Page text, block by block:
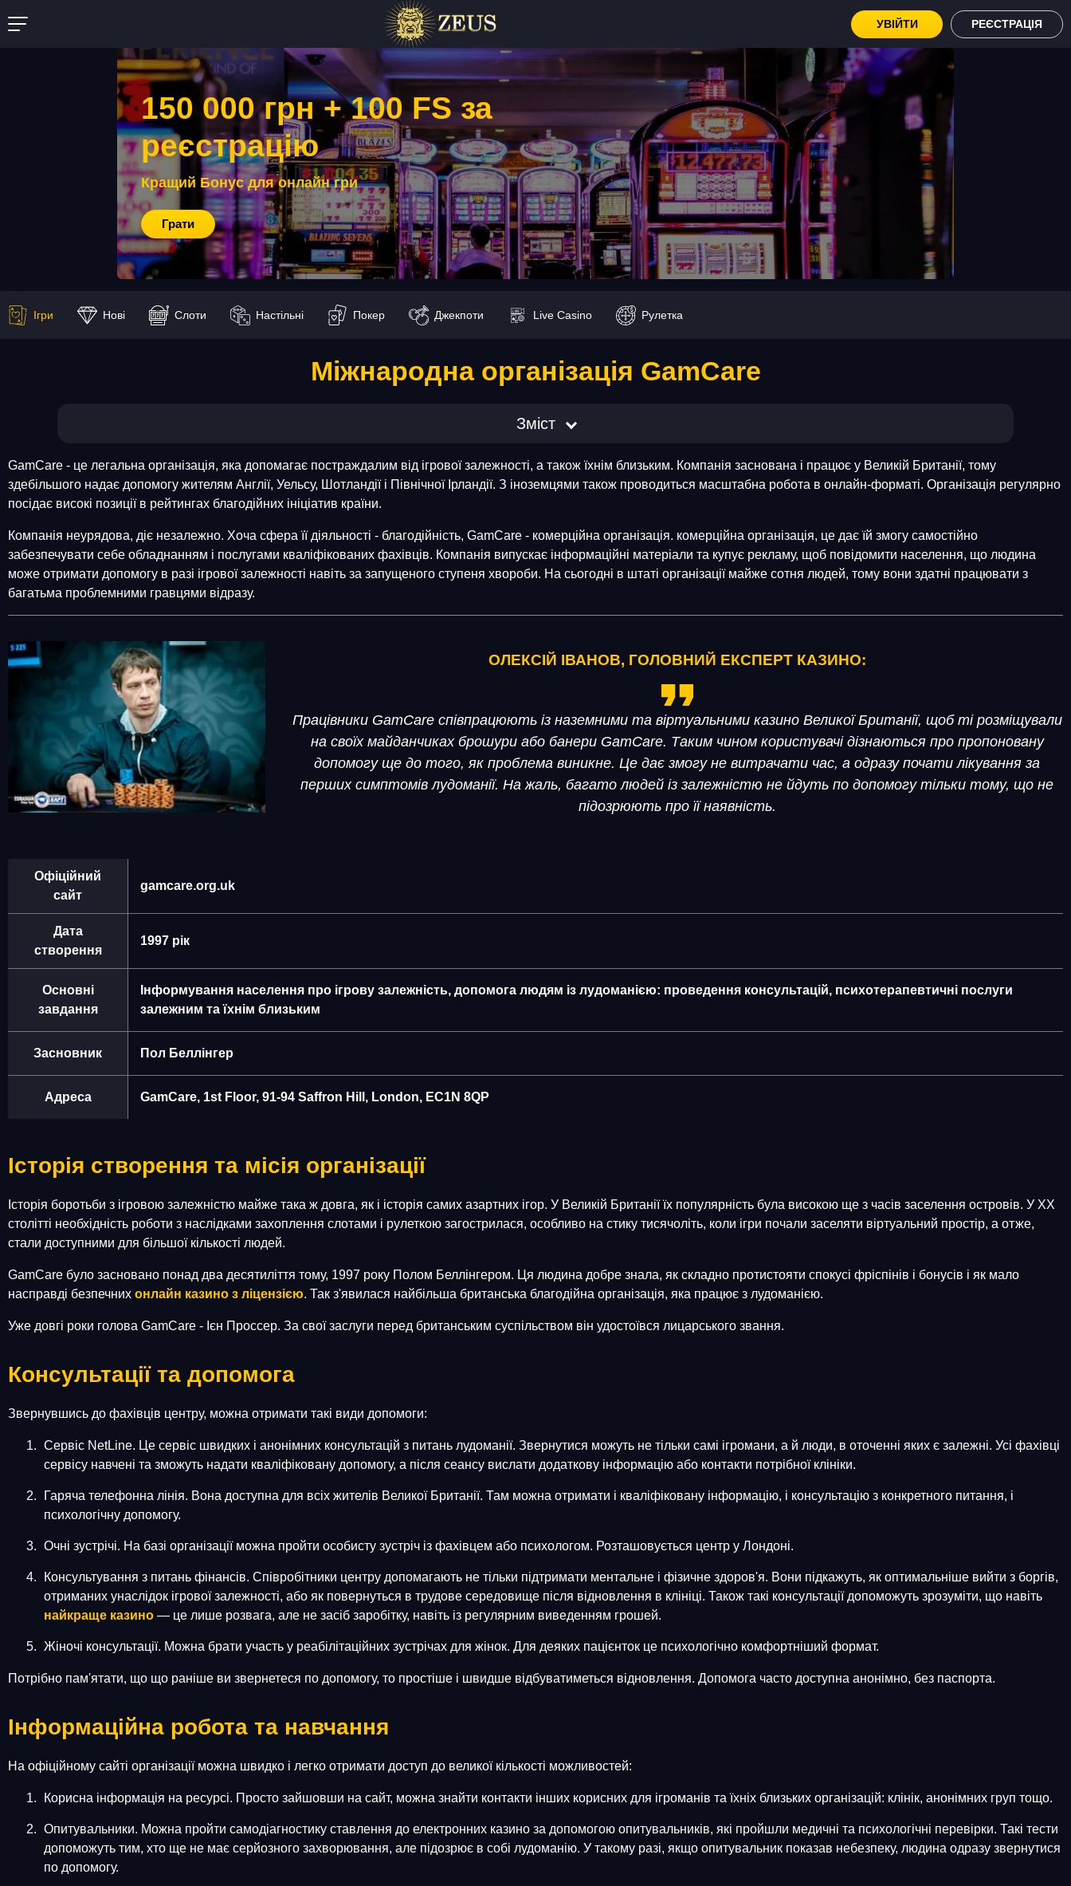
УВІЙТИ РЕЄСТРАЦІЯ
150 000 грн + 100 FS за
реєстрацію
Кращий Бонус для онлайн гри
Грати
Ігри Нові Слоти Настільні Покер Джекпоти Live Casino Рулетка
Міжнародна організація GamCare
Зміст
GamCare - це легальна організація, яка допомагає постраждалим від ігрової залежності, а також їхнім близьким. Компанія заснована і працює у Великій Британії, тому
здебільшого надає допомогу жителям Англії, Уельсу, Шотландії і Північної Ірландії. З іноземцями також проводиться масштабна робота в онлайн-форматі. Організація регулярно
посідає високі позиції в рейтингах благодійних ініціатив країни.
Компанія неурядова, діє незалежно. Хоча сфера її діяльності - благодійність, GamCare - комерційна організація. комерційна організація, це дає їй змогу самостійно
забезпечувати себе обладнанням і послугами кваліфікованих фахівців. Компанія випускає інформаційні матеріали та купує рекламу, щоб повідомити населення, що людина
може отримати допомогу в разі ігрової залежності навіть за запущеного ступеня хвороби. На сьогодні в штаті організації майже сотня людей, тому вони здатні працювати з
багатьма проблемними гравцями відразу.
ОЛЕКСІЙ ІВАНОВ, ГОЛОВНИЙ ЕКСПЕРТ КАЗИНО:
Працівники GamCare співпрацюють із наземними та віртуальними казино Великої Британії, щоб ті розміщували
на своїх майданчиках брошури або банери GamCare. Таким чином користувачі дізнаються про пропоновану
допомогу ще до того, як проблема виникне. Це дає змогу не витрачати час, а одразу почати лікування за
перших симптомів лудоманії. На жаль, багато людей із залежністю не йдуть по допомогу тільки тому, що не
підозрюють про її наявність.
Офіційний
сайт
gamcare.org.uk
Дата
створення
1997 рік
Основні
завдання
Інформування населення про ігрову залежність, допомога людям із лудоманією: проведення консультацій, психотерапевтичні послуги
залежним та їхнім близьким
Засновник Пол Беллінгер
Адреса GamCare, 1st Floor, 91-94 Saffron Hill, London, EC1N 8QP
Історія створення та місія організації
Історія боротьби з ігровою залежністю майже така ж довга, як і історія самих азартних ігор. У Великій Британії їх популярність була високою ще з часів заселення островів. У XX
столітті необхідність роботи з наслідками захоплення слотами і рулеткою загострилася, особливо на стику тисячоліть, коли ігри почали заселяти віртуальний простір, а отже,
стали доступними для більшої кількості людей.
GamCare було засновано понад два десятиліття тому, 1997 року Полом Беллінгером. Ця людина добре знала, як складно протистояти спокусі фріспінів і бонусів і як мало
насправді безпечних онлайн казино з ліцензією. Так з'явилася найбільша британська благодійна організація, яка працює з лудоманією.
Уже довгі роки голова GamCare - Ієн Проссер. За свої заслуги перед британським суспільством він удостоївся лицарського звання.
Консультації та допомога
Звернувшись до фахівців центру, можна отримати такі види допомоги:
Сервіс NetLine. Це сервіс швидких і анонімних консультацій з питань лудоманії. Звернутися можуть не тільки самі ігромани, а й люди, в оточенні яких є залежні. Усі фахівці
сервісу навчені та зможуть надати кваліфіковану допомогу, а після сеансу вислати додаткову інформацію або контакти потрібної клініки.
Гаряча телефонна лінія. Вона доступна для всіх жителів Великої Британії. Там можна отримати і кваліфіковану інформацію, і консультацію з конкретного питання, і
психологічну допомогу.
Очні зустрічі. На базі організації можна пройти особисту зустріч із фахівцем або психологом. Розташовується центр у Лондоні.
Консультування з питань фінансів. Співробітники центру допомагають не тільки підтримати ментальне і фізичне здоров'я. Вони підкажуть, як оптимальніше вийти з боргів,
отриманих унаслідок ігрової залежності, або як повернуться в трудове середовище після відновлення в клініці. Також такі консультації допоможуть зрозуміти, що навіть
найкраще казино — це лише розвага, але не засіб заробітку, навіть із регулярним виведенням грошей.
Жіночі консультації. Можна брати участь у реабілітаційних зустрічах для жінок. Для деяких пацієнток це психологічно комфортніший формат.
Потрібно пам'ятати, що що раніше ви звернетеся по допомогу, то простіше і швидше відбуватиметься відновлення. Допомога часто доступна анонімно, без паспорта.
Інформаційна робота та навчання
На офіційному сайті організації можна швидко і легко отримати доступ до великої кількості можливостей:
Корисна інформація на ресурсі. Просто зайшовши на сайт, можна знайти контакти інших корисних для ігроманів та їхніх близьких організацій: клінік, анонімних груп тощо.
Опитувальники. Можна пройти самодіагностику ставлення до електронних казино за допомогою опитувальників, які пройшли медичні та психологічні перевірки. Такі тести
допоможуть тим, хто ще не має серйозного захворювання, але підозрює в собі лудоманію. У такому разі, якщо опитувальник показав небезпеку, людина одразу звернутися
по допомогу.
ЕКСКЛЮЗИВНА БОНУСНА
ПРОПОЗИЦІЯ
50 FS у грі Sticky Piggy з
промокодом ZEUS